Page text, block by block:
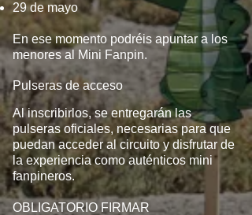
29 de mayo​
En ese momento podréis apuntar a los
menores al Mini Fanpin.
Pulseras de acceso
Al inscribirlos, se entregarán las
pulseras oficiales, necesarias para que
puedan acceder al circuito y disfrutar de
la experiencia como auténticos mini
fanpineros.
OBLIGATORIO FIRMAR